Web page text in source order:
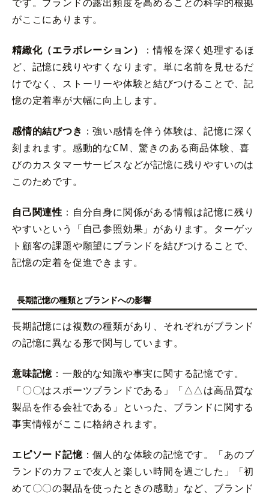
がここにあります。
精緻化（エラボレーション）
：情報を深く処理するほ
ど、記憶に残りやすくなります。単に名前を見せるだ
けでなく、ストーリーや体験と結びつけることで、記
憶の定着率が大幅に向上します。
感情的結びつき ：強い感情を伴う体験は、記憶に深く
刻まれます。感動的なCM、驚きのある商品体験、喜
びのカスタマーサービスなどが記憶に残りやすいのは
このためです。
自己関連性 ：自分自身に関係がある情報は記憶に残り
やすいという「自己参照効果」があります。ターゲッ
ト顧客の課題や願望にブランドを結びつけることで、
記憶の定着を促進できます。
長期記憶の種類とブランドへの影響
長期記憶には複数の種類があり、それぞれがブランド
の記憶に異なる形で関与しています。
意味記憶 ：一般的な知識や事実に関する記憶です。
「〇〇はスポーツブランドである」「△△は高品質な
製品を作る会社である」といった、ブランドに関する
事実情報がここに格納されます。
エピソード記憶：個人的な体験の記憶です。「あのブ
ランドのカフェで友人と楽しい時間を過ごした」「初
めて〇〇の製品を使ったときの感動」など、ブランド